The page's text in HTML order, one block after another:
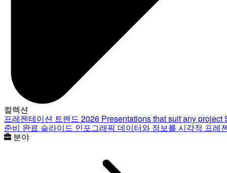
컬렉션
프레젠테이션 트렌드 2026 Presentations that suit any project
준비 완료 슬라이드 인포그래픽 데이터와 정보를 시각적 프레
분야